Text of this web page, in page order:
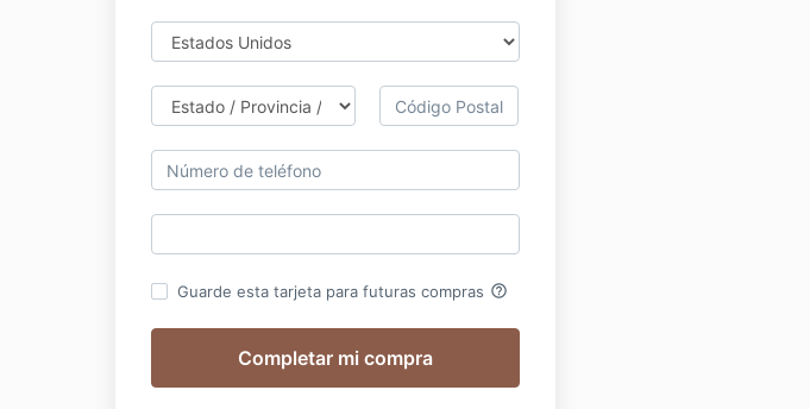
Guarde esta tarjeta para futuras compras help_outline